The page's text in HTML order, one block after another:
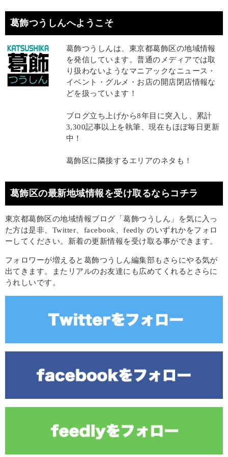
葛飾つうしんへようこそ
葛飾つうしんは、東京都葛飾区の地域情報
を発信しています。普通のメディアでは取
り扱わないようなマニアックなニュース・
イベント・グルメ・お店の開店閉店情報な
どを扱っています！
ブログ立ち上げから8年目に突入し、累計
3,300記事以上を執筆、現在もほぼ毎日更新
中！
葛飾区に隣接するエリアのネタも！
葛飾区の最新地域情報を受け取るならコチラ
東京都葛飾区の地域情報ブログ「葛飾つうしん」を気に入っ
た方は是非、Twitter、facebook、feedly のいずれかをフォロ
ーしてください。新着の更新情報を受け取る事ができます。
フォロワーが増えると葛飾つうしん編集部もさらにやる気が
出てきます。またリアルのお友達にも広めてくれるとさらに
うれしいです。